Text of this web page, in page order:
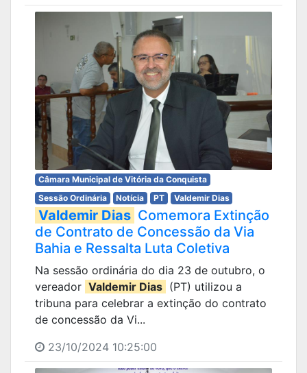
Câmara Municipal de Vitória da Conquista
Sessão Ordinária
Notícia PT Valdemir Dias
Valdemir Dias Comemora Extinção
de Contrato de Concessão da Via
Bahia e Ressalta Luta Coletiva
Na sessão ordinária do dia 23 de outubro, o
vereador Valdemir Dias (PT) utilizou a
tribuna para celebrar a extinção do contrato
de concessão da Vi...
23/10/2024 10:25:00